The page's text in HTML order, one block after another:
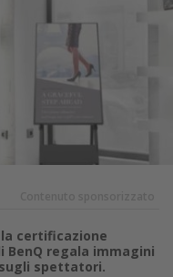
la certificazione
BenQ regala immagini
spettatori.